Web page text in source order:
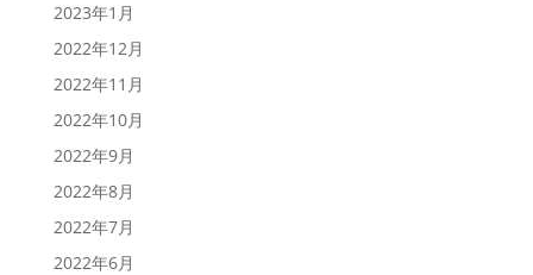
2023年1月
2022年12月
2022年11月
2022年10月
2022年9月
2022年8月
2022年7月
2022年6月